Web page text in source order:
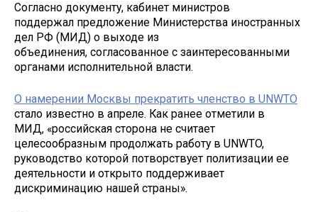
Согласно документу, кабинет министров
поддержал предложение Министерства иностранных
дел РФ (МИД) о выходе из
объединения, согласованное с заинтересованными
органами исполнительной власти.
О намерении Москвы прекратить членство в UNWTO
стало известно в апреле. Как ранее отметили в
МИД, «российская сторона не считает
целесообразным продолжать работу в UNWTO,
руководство которой потворствует политизации ее
деятельности и открыто поддерживает
дискриминацию нашей страны».